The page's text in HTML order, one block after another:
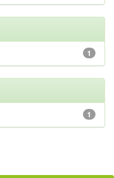
1
1